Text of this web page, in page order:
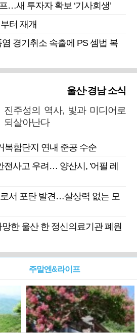
…새 투자자 확보 ‘기사회생’
터 재개
경기취소 속출에 PS 셈법 복
울산·경남 소식
진주성의 역사, 빛과 미디어로
되살아난다
복합단지 연내 준공 수순
전사고 우려… 양산시, '어필 레
서 포탄 발견…살상력 없는 모
한 울산 한 정신의료기관 폐원
주말엔&라이프